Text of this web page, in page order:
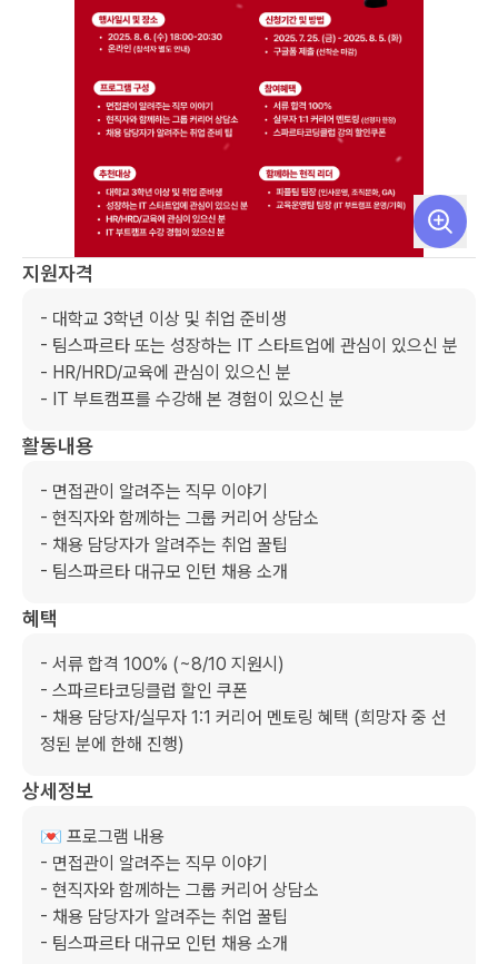
지원자격
- 대학교 3학년 이상 및 취업 준비생
- 팀스파르타 또는 성장하는 IT 스타트업에 관심이 있으신 분
- HR/HRD/교육에 관심이 있으신 분
- IT 부트캠프를 수강해 본 경험이 있으신 분
활동내용
- 면접관이 알려주는 직무 이야기
- 현직자와 함께하는 그룹 커리어 상담소
- 채용 담당자가 알려주는 취업 꿀팁
- 팀스파르타 대규모 인턴 채용 소개
혜택
- 서류 합격 100% (~8/10 지원시)
- 스파르타코딩클럽 할인 쿠폰
- 채용 담당자/실무자 1:1 커리어 멘토링 혜택 (희망자 중 선
정된 분에 한해 진행)
상세정보
💌 프로그램 내용
- 면접관이 알려주는 직무 이야기
- 현직자와 함께하는 그룹 커리어 상담소
- 채용 담당자가 알려주는 취업 꿀팁
- 팀스파르타 대규모 인턴 채용 소개